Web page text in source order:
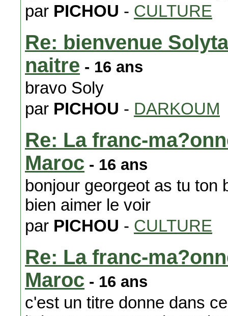
par PICHOU - CULTURE
Re: bienvenue
naitre - 16 ans
bravo Soly
par PICHOU - DARKOUM
Re: La franc-
Maroc - 16 ans
bonjour georgeot as tu ton
bien aimer le voir
par PICHOU - CULTURE
Re: La franc-
Maroc - 16 ans
c'est un titre donne dans